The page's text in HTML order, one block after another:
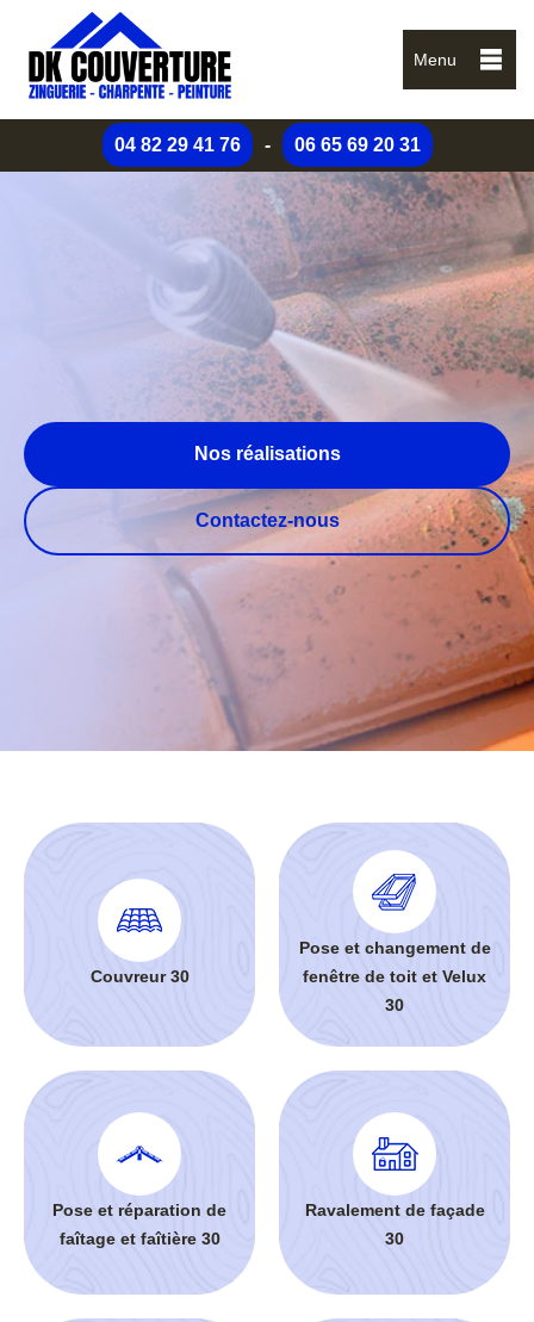
Menu
04 82 29 41 76 - 06 65 69 20 31
Nos réalisations
Contactez-nous
Couvreur 30
Pose et changement de
fenêtre de toit et Velux
30
Pose et réparation de
faîtage et faîtière 30
Ravalement de façade
30